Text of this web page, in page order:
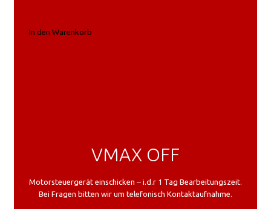
In den Warenkorb
VMAX OFF
Motorsteuergerät einschicken – i.d.r 1 Tag Bearbeitungszeit.
Bei Fragen bitten wir um telefonisch Kontaktaufnahme.